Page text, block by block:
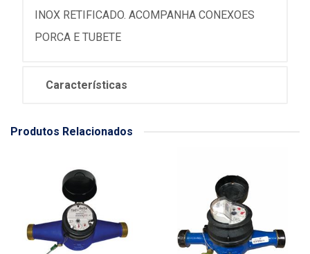
INOX RETIFICADO. ACOMPANHA CONEXOES
PORCA E TUBETE
Características
Produtos Relacionados